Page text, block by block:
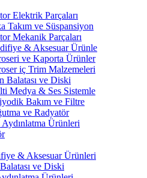
Elektrik Parçaları
Takım ve Süspansiyon
Mekanik Parçaları
& Aksesuar Ürünle
ve Kaporta Ürünler
iç Trim Malzemeleri
Balatası ve Diski
Medya & Ses Sistemle
Bakım ve Filtre
ve Radyatör
Aydınlatma Ürünleri
& Aksesuar Ürünleri
ve Diski